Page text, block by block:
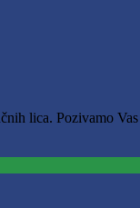
lica. Pozivamo